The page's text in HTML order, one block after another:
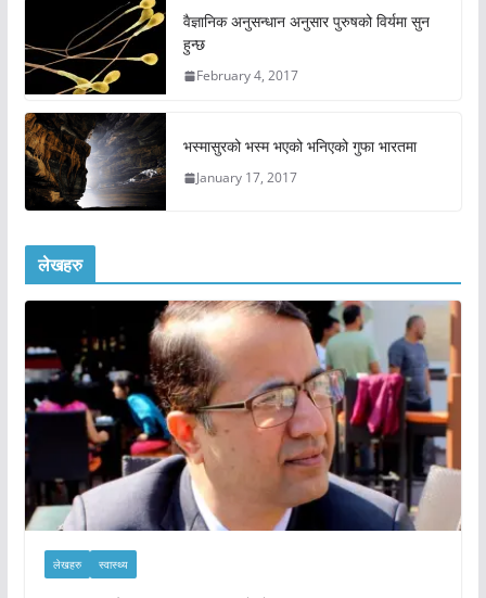
वैज्ञानिक अनुसन्धान अनुसार पुरुषको विर्यमा सुन
हुन्छ
February 4, 2017
भस्मासुरको भस्म भएको भनिएको गुफा भारतमा
January 17, 2017
लेखहरु
लेखहरु स्वास्थ्य